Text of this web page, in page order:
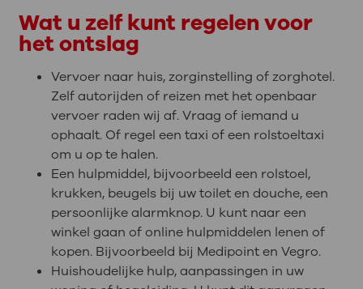
Wat u zelf kunt regelen voor
het ontslag
Vervoer naar huis, zorginstelling of zorghotel.
Zelf autorijden of reizen met het openbaar
vervoer raden wij af. Vraag of iemand u
ophaalt. Of regel een taxi of een rolstoeltaxi
om u op te halen.
Een hulpmiddel, bijvoorbeeld een rolstoel,
krukken, beugels bij uw toilet en douche, een
persoonlijke alarmknop. U kunt naar een
winkel gaan of online hulpmiddelen lenen of
kopen. Bijvoorbeeld bij Medipoint en Vegro.
Huishoudelijke hulp, aanpassingen in uw